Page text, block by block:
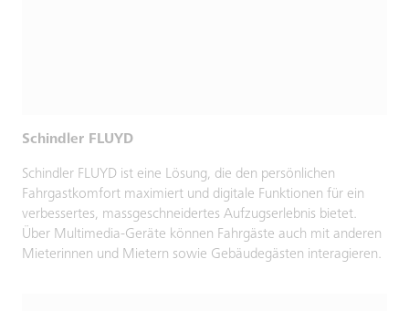
Schindler FLUYD
Schindler FLUYD ist eine Lösung, die den persönlichen
Fahrgastkomfort maximiert und digitale Funktionen für ein
verbessertes, massgeschneidertes Aufzugserlebnis bietet.
Über Multimedia-Geräte können Fahrgäste auch mit anderen
Mieterinnen und Mietern sowie Gebäudegästen interagieren.